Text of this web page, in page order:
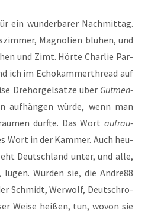
ein wun­der­ba­rer Nach­mit­tag.
Magno­li­en blü­hen, und
und Zimt. Hör­te Char­lie Par­
ich im Echo­kam­mer­th­read auf
Dreh­or­gel­sät­ze über Gut­men­
auf­hän­gen wür­de, wenn man
dürf­te. Das Wort auf­räu­
Wort in der Kam­mer. Auch heu­
Deutsch­land unter, und alle,
Wür­den sie, die Andre88
Schmidt, Wer­wolf, Deutsch­ro­
Wei­se hei­ßen, tun, wovon sie